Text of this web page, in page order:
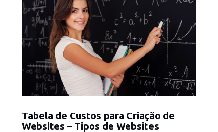
Tabela de Custos para Criação de
Websites – Tipos de Websites